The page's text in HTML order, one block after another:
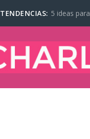
TENDENCIAS: 5 ideas